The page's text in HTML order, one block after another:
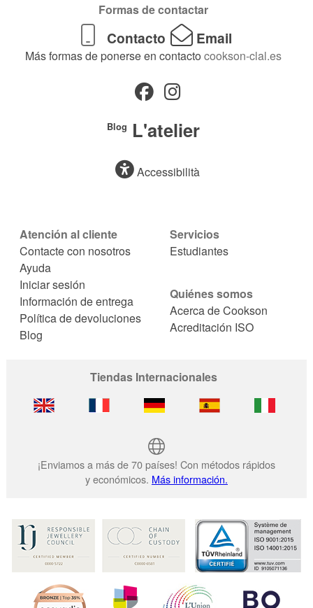
Formas de contactar
Contacto Email
Más formas de ponerse en contacto cookson-clal.es
Blog L'atelier
Accessibilità
Atención al cliente
Contacte con nosotros
Ayuda
Iniciar sesión
Información de entrega
Política de devoluciones
Blog
Servicios
Estudiantes
Quiénes somos
Acerca de Cookson
Acreditación ISO
Tiendas Internacionales
¡Enviamos a más de 70 países! Con métodos rápidos
y económicos. Más información.